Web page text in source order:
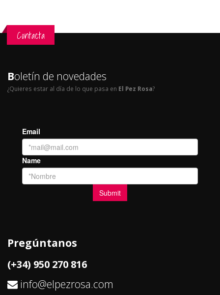
Contacta
Boletín de novedades
¿Quieres estar al día de lo que pasa en El Pez Rosa?
Pregúntanos
(+34) 950 270 816
info@elpezrosa.com